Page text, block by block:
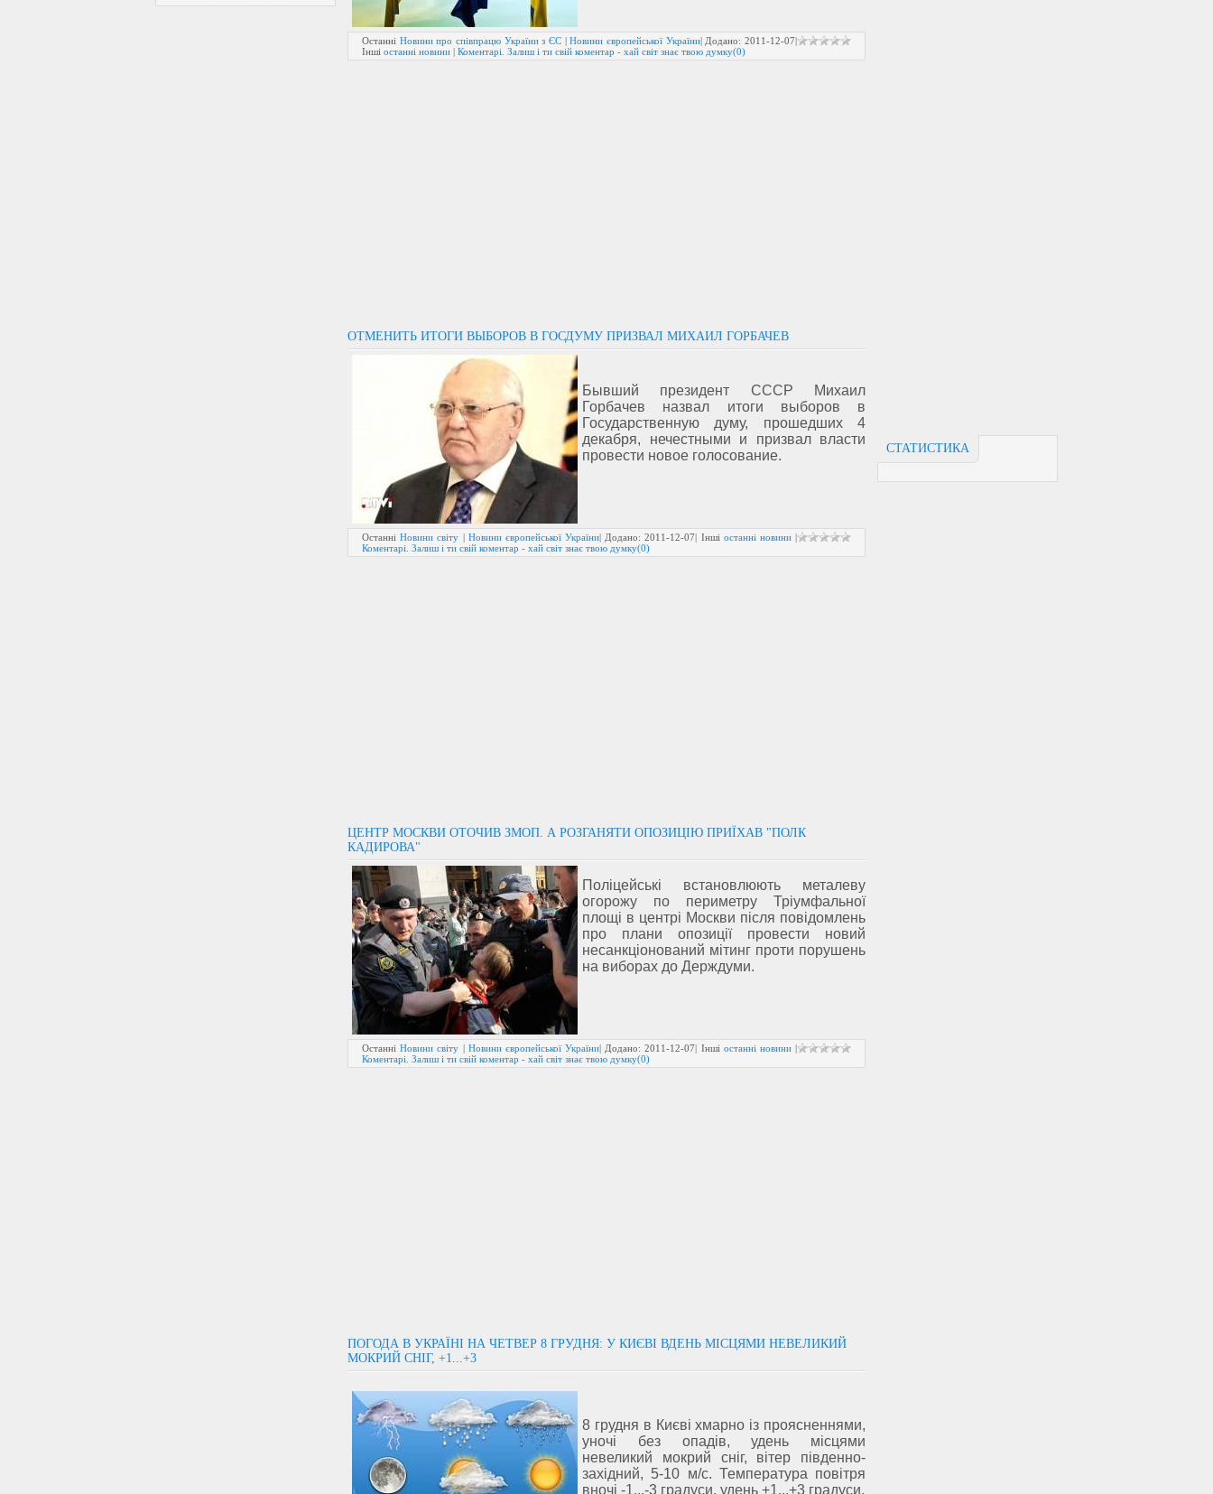
СТАТИСТИКА
Останні Новини про співпрацю України з ЄС |Новини європейської України| Додано:2011-12-07|
Інші останні новини | Коментарі. Залиш і ти свій коментар - хай світ знає твою думку(0)
ОТМЕНИТЬ ИТОГИ ВЫБОРОВ В ГОСДУМУ ПРИЗВАЛ МИХАИЛ ГОРБАЧЕВ
Бывший президент СССР Михаил
Горбачев назвал итоги выборов в
Государственную думу, прошедших 4
декабря, нечестными и призвал власти
провести новое голосование.
ОстанніНовини світу | Новини європейської України| Додано:2011-12-07| Інші останні новини|
Коментарі. Залиш і ти свій коментар - хай світ знає твою думку(0)
ЦЕНТР МОСКВИ ОТОЧИВ ЗМОП. А РОЗГАНЯТИ ОПОЗИЦІЮ ПРИЇХАВ "ПОЛК
КАДИРОВА"
Поліцейські встановлюють металеву
огорожу по периметру Тріумфальної
площі в центрі Москви після повідомлень
про плани опозиції провести новий
несанкціонований мітинг проти порушень
на виборах до Держдуми.
ОстанніНовини світу | Новини європейської України| Додано:2011-12-07| Інші останні новини|
Коментарі. Залиш і ти свій коментар - хай світ знає твою думку(0)
ПОГОДА В УКРАЇНІ НА ЧЕТВЕР 8 ГРУДНЯ: У КИЄВІ ВДЕНЬ МІСЦЯМИ НЕВЕЛИКИЙ
МОКРИЙ СНІГ, +1...+3
8 грудня в Києві хмарно із проясненнями,
уночі без опадів, удень місцями
невеликий мокрий сніг, вітер південно-
західний, 5-10 м/с. Температура повітря
вночі -1...-3 градуси, удень +1...+3 градуси.